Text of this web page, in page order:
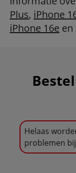
Plus, iPhone
iPhone 16e
Helaas
problemen